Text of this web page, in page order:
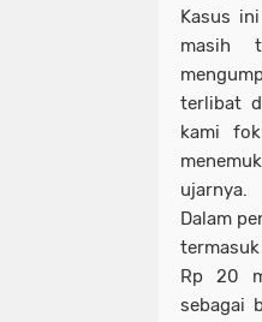
Kasus
masih
terlibat
kami
ujarnya.
Dalam
Rp 20
sebagai